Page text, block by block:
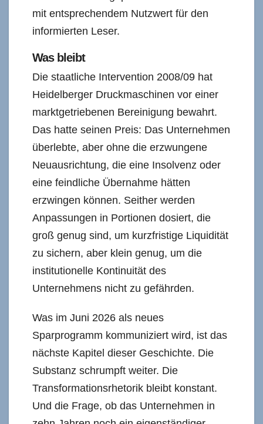
mit entsprechendem Nutzwert für den
informierten Leser.
Was bleibt
Die staatliche Intervention 2008/09 hat
Heidelberger Druckmaschinen vor einer
marktgetriebenen Bereinigung bewahrt.
Das hatte seinen Preis: Das Unternehmen
überlebte, aber ohne die erzwungene
Neuausrichtung, die eine Insolvenz oder
eine feindliche Übernahme hätten
erzwingen können. Seither werden
Anpassungen in Portionen dosiert, die
groß genug sind, um kurzfristige Liquidität
zu sichern, aber klein genug, um die
institutionelle Kontinuität des
Unternehmens nicht zu gefährden.
Was im Juni 2026 als neues
Sparprogramm kommuniziert wird, ist das
nächste Kapitel dieser Geschichte. Die
Substanz schrumpft weiter. Die
Transformationsrhetorik bleibt konstant.
Und die Frage, ob das Unternehmen in